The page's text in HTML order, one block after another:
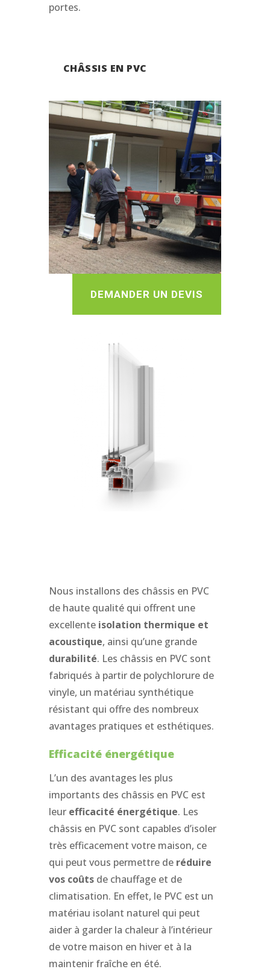
portes.
CHÂSSIS EN PVC
DEMANDER UN DEVIS
Nous installons des châssis en PVC
de haute qualité qui offrent une
excellente isolation thermique et
acoustique, ainsi qu’une grande
durabilité. Les châssis en PVC sont
fabriqués à partir de polychlorure de
vinyle, un matériau synthétique
résistant qui offre des nombreux
avantages pratiques et esthétiques.
Efficacité énergétique
L’un des avantages les plus
importants des châssis en PVC est
leur efficacité énergétique. Les
châssis en PVC sont capables d’isoler
très efficacement votre maison, ce
qui peut vous permettre de réduire
vos coûtsde chauffage et de
climatisation. En effet, le PVC est un
matériau isolant naturel qui peut
aider à garder la chaleur à l’intérieur
de votre maison en hiver et à la
maintenir fraîche en été.